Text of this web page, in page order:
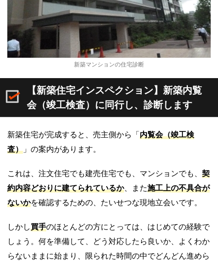
新築マンションの住宅診断
【新築住宅インスペクション】新築内覧
会（竣工検査）に同行し、診断します
新築住宅が完成すると、売主側から「内覧会（竣工検
査） 」の案内があります。
これは、注文住宅でも建売住宅でも、マンションでも、 契
約内容どおりに建てられているか、また施工上の不具合が
ないかを確認するための、たいせつな現地立会いです。
しかし買手のほとんどの方にとっては、はじめての経験で
しょう。何を準備して、どう対応したら良いか、よくわか
らないままに始まり、限られた時間の中でどんどん進めら